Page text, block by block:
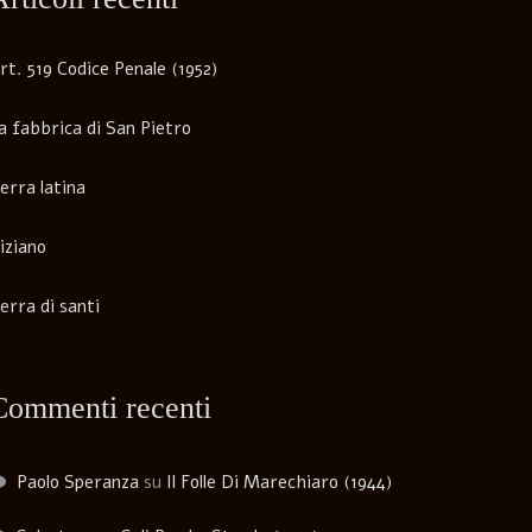
519 Codice Penale (1952)
fabbrica di San Pietro
latina
di santi
recenti
Paolo Speranzasu Il Folle Di Marechiaro (1944)